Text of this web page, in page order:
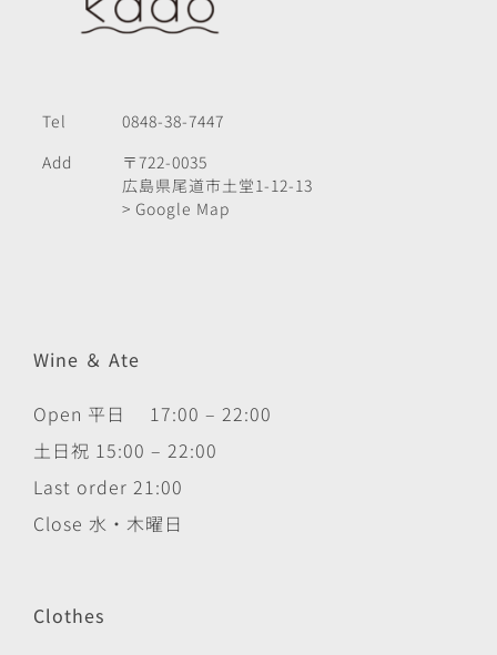
Tel
0848-38-7447
Add
〒722-0035
広島県尾道市土堂1-12-13
> Google Map
Wine ＆ Ate
Open 平日 17:00 – 22:00
土日祝 15:00 – 22:00
Last order 21:00
Close 水・木曜日
Clothes